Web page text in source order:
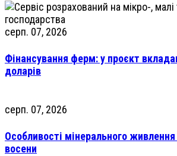
серп. 07, 2026
Фінансування ферм: у проєкт
доларів
серп. 07, 2026
Особливості мінерального
восени